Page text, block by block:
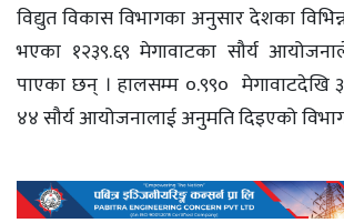
विद्युत विकास विभागका अनुसार देशका
भएका १२३९.६९ मेगावाटका सौर्य
पाएका छन् । हालसम्म ०.९९० मेगावाटदेखि
४४ सौर्य आयोजनालाई अनुमति दिइएको